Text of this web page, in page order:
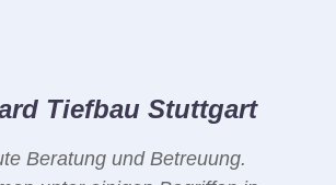
Tiefbau Stuttgart
Beratung und Betreuung.